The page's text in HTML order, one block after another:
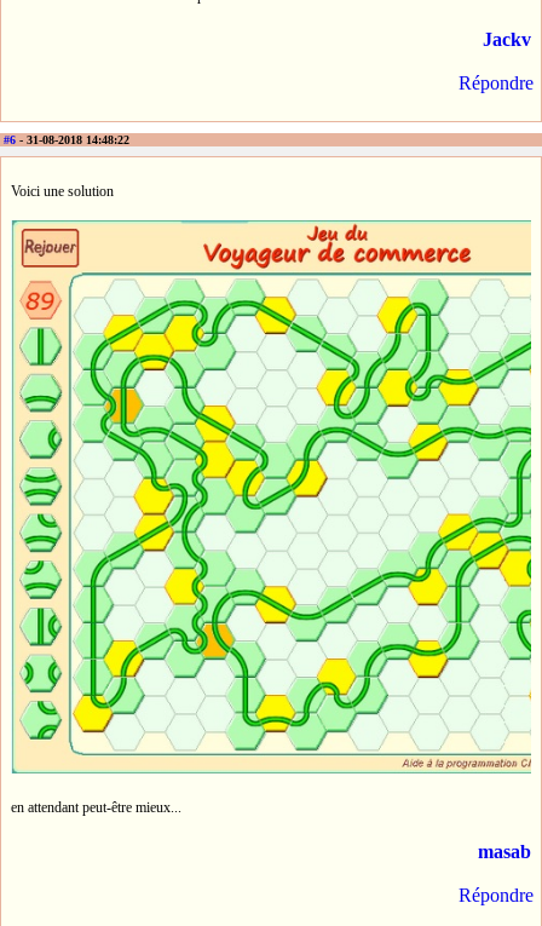
Jackv
Répondre
#6 - 31-08-2018 14:48:22
Voici une solution
en attendant peut-être mieux...
masab
Répondre